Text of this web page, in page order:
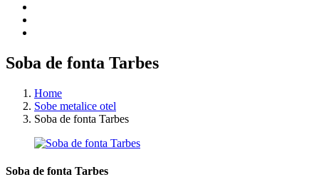
Soba de fonta Tarbes
Home
Sobe metalice otel
Soba de fonta Tarbes
Soba de fonta Tarbes